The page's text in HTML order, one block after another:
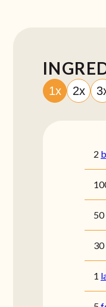
1x 2x
2
50
30
1